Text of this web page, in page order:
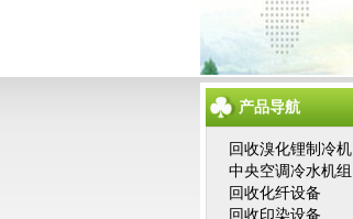
产品导航
回收溴化锂制冷机
中央空调冷水机组
回收化纤设备
回收印染设备